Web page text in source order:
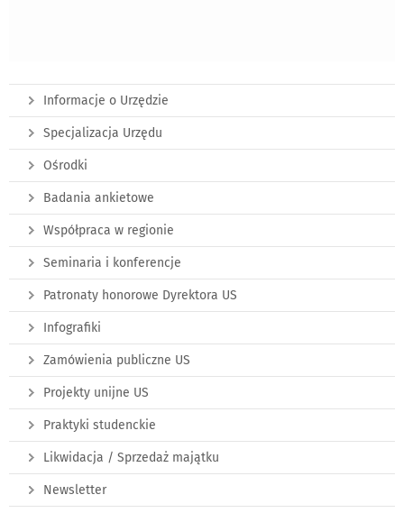
Informacje o Urzędzie
Specjalizacja Urzędu
Ośrodki
Badania ankietowe
Współpraca w regionie
Seminaria i konferencje
Patronaty honorowe Dyrektora US
Infografiki
Zamówienia publiczne US
Projekty unijne US
Praktyki studenckie
Likwidacja / Sprzedaż majątku
Newsletter